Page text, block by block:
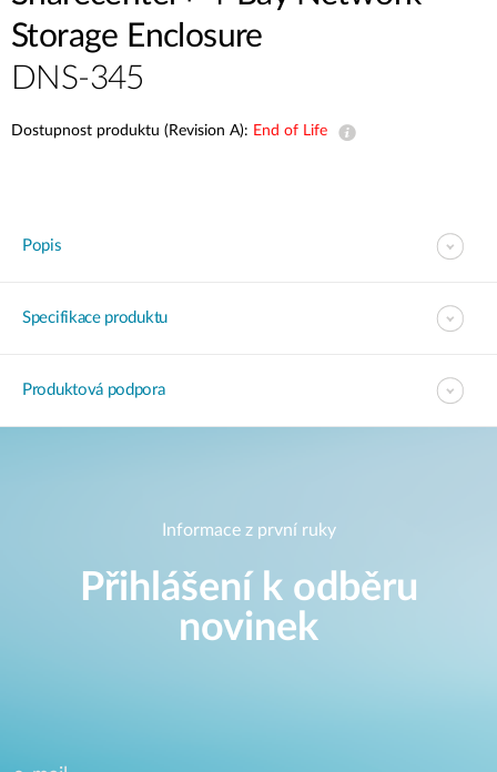
Storage Enclosure
DNS-345
Dostupnost produktu (Revision A): End of Life
Popis
Specifikace produktu
Produktová podpora
Informace z první ruky
Přihlášení k odběru
novinek